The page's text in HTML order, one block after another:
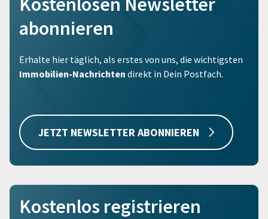
abonnieren
Erhalte hier täglich, als erstes von uns, die wichtigsten
Immobilien-Nachrichten direkt in Dein Postfach.
JETZT NEWSLETTER ABONNIEREN
Kostenlos registrieren